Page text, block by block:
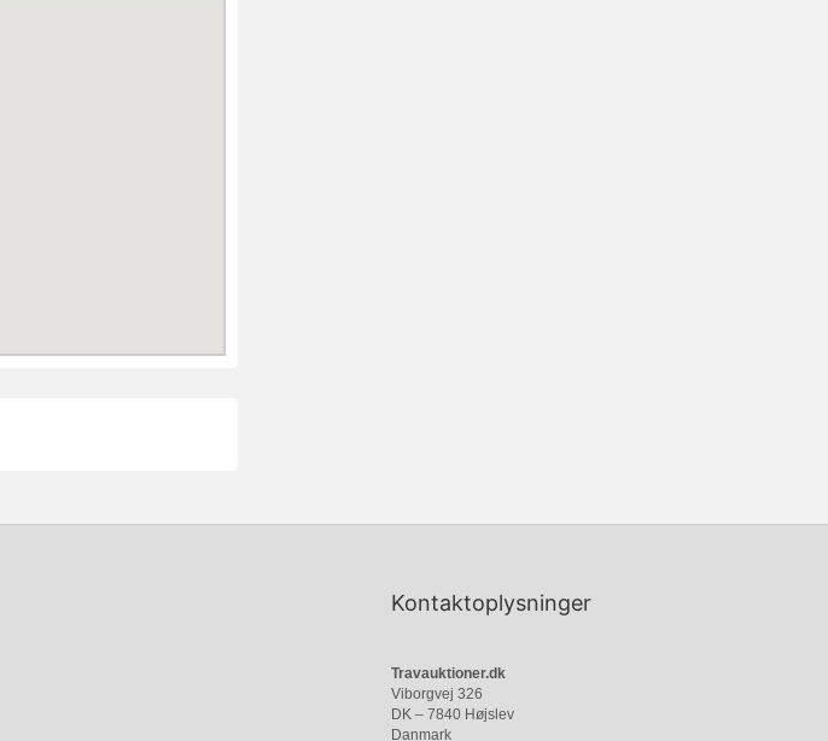
Kontaktoplysninger
Travauktioner.dk
Viborgvej 326
DK – 7840 Højslev
Danmark